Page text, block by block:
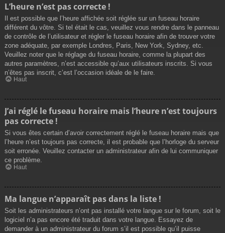
L’heure n’est pas correcte !
Il est possible que l’heure affichée soit réglée sur un fuseau horaire
différent du vôtre. Si tel était le cas, veuillez vous rendre dans le panneau
de contrôle de l’utilisateur et régler le fuseau horaire afin de trouver votre
zone adéquate, par exemple Londres, Paris, New York, Sydney, etc.
Veuillez noter que le réglage du fuseau horaire, comme la plupart des
autres paramètres, n’est accessible qu’aux utilisateurs inscrits. Si vous
n’êtes pas inscrit, c’est l’occasion idéale de le faire.
Haut
J’ai réglé le fuseau horaire mais l’heure n’est toujours
pas correcte !
Si vous êtes certain d’avoir correctement réglé le fuseau horaire mais que
l’heure n’est toujours pas correcte, il est probable que l’horloge du serveur
soit erronée. Veuillez contacter un administrateur afin de lui communiquer
ce problème.
Haut
Ma langue n’apparaît pas dans la liste !
Soit les administrateurs n’ont pas installé votre langue sur le forum, soit le
logiciel n’a pas encore été traduit dans votre langue. Essayez de
demander à un administrateur du forum s’il est possible qu’il puisse